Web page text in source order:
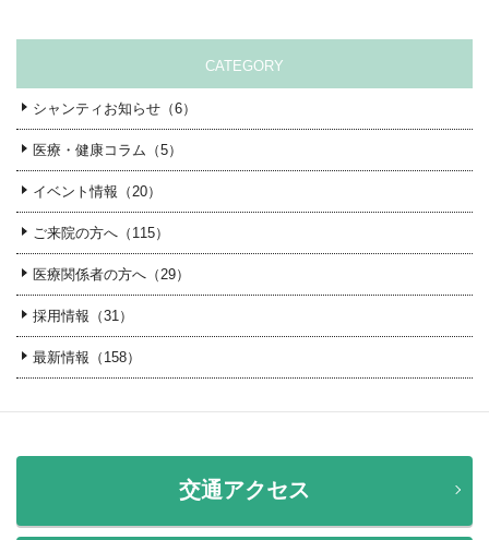
CATEGORY
シャンティお知らせ（6）
医療・健康コラム（5）
イベント情報（20）
ご来院の方へ（115）
医療関係者の方へ（29）
採用情報（31）
最新情報（158）
交通アクセス